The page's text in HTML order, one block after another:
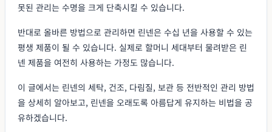
못된 관리는 수명을 크게 단축시킬 수 있습니다.
반대로 올바른 방법으로 관리하면 린넨은 수십 년을 사용할 수 있는
평생 제품이 될 수 있습니다. 실제로 할머니 세대부터 물려받은 린
넨 제품을 여전히 사용하는 가정도 많습니다.
이 글에서는 린넨의 세탁, 건조, 다림질, 보관 등 전반적인 관리 방법
을 상세히 알아보고, 린넨을 오래도록 아름답게 유지하는 비법을 공
유하겠습니다.